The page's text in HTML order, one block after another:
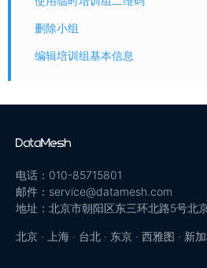
删除小组
编辑培训组基本信息
电话：010-85715801
邮件：service@datamesh.com
地址：北京市朝阳区东三环北路5号北
北京 · 上海 · 台北 · 东京 · 西雅图 · 新